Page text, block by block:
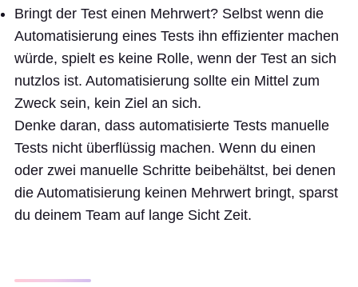
Bringt der Test einen Mehrwert? Selbst wenn die
Automatisierung eines Tests ihn effizienter machen
würde, spielt es keine Rolle, wenn der Test an sich
nutzlos ist. Automatisierung sollte ein Mittel zum
Zweck sein, kein Ziel an sich.
Denke daran, dass automatisierte Tests manuelle
Tests nicht überflüssig machen. Wenn du einen
oder zwei manuelle Schritte beibehältst, bei denen
die Automatisierung keinen Mehrwert bringt, sparst
du deinem Team auf lange Sicht Zeit.